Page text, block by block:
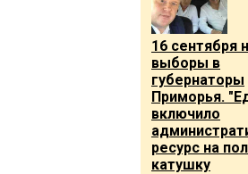
16 сентября
выборы в
губернаторы
Приморья.
включило
ресурс на
катушку